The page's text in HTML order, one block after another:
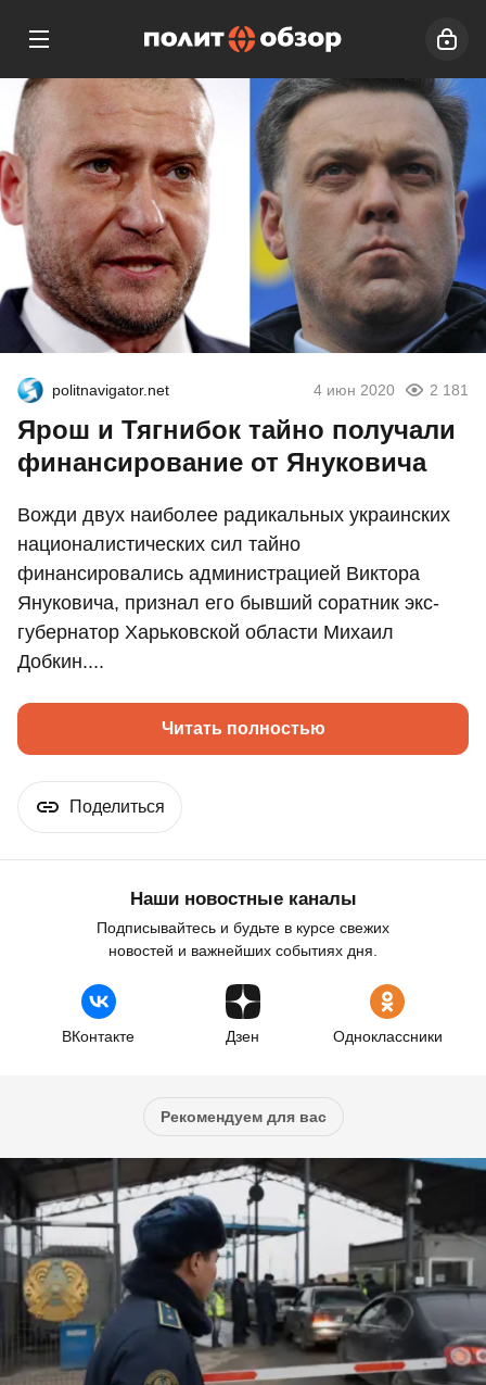
politnavigator.net 4 июн 2020 2 181
Ярош и Тягнибок тайно получали
финансирование от Януковича
Вожди двух наиболее радикальных украинских
националистических сил тайно
финансировались администрацией Виктора
Януковича, признал его бывший соратник экс-
губернатор Харьковской области Михаил
Добкин....
Читать полностью
Поделиться
Наши новостные каналы
Подписывайтесь и будьте в курсе свежих
новостей и важнейших событиях дня.
ВКонтакте Дзен Одноклассники
Рекомендуем для вас